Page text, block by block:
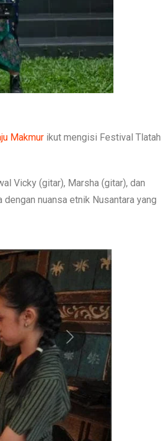
Makmur ikut mengisi Festival Tlatah
Vicky (gitar), Marsha (gitar), dan
nuansa etnik Nusantara yang